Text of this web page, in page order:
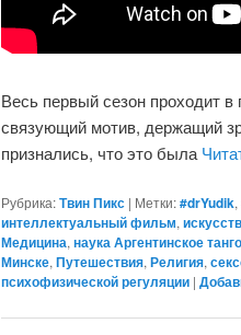
Весь первый сезон проходит
связующий мотив, держащий
признались, что это была
Рубрика:Твин Пикс | Метки:#‎drYudik,
интеллектуальный фильм,
Медицина, наука Аргентинское
Минске, Путешествия, Религия,
психофизической регуляции |